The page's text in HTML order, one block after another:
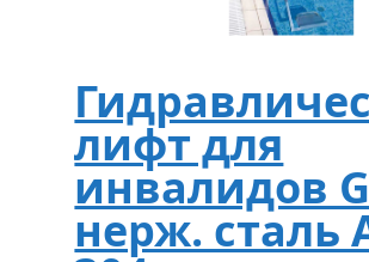
лифт для
инвалидов
нерж. сталь